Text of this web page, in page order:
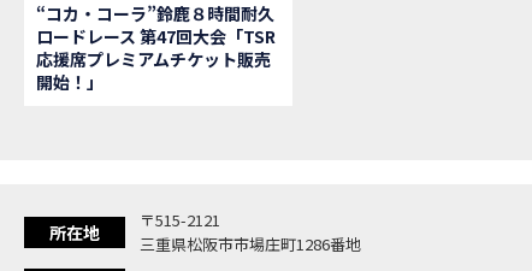
“コカ・コーラ”鈴鹿８時間耐久
ロードレース 第47回大会「TSR
応援席プレミアムチケット販売
開始！」
所在地
〒515-2121
三重県松阪市市場庄町1286番地